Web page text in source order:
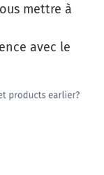
mettre à
avec le